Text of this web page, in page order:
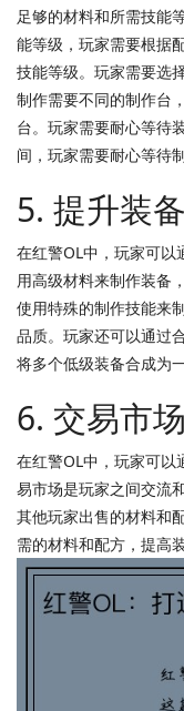
足够的材料和所需技能
能等级，玩家需要根据
技能等级。玩家需要选
制作需要不同的制作台
台。玩家需要耐心等待
间，玩家需要耐心等待
5. 提升装
在红警OL中，玩家可以
用高级材料来制作装备
使用特殊的制作技能来
品质。玩家还可以通过
将多个低级装备合成为
6. 交易市
在红警OL中，玩家可以
易市场是玩家之间交流
其他玩家出售的材料和
需的材料和配方，提高